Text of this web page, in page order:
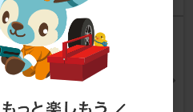
ドアＬＥＤランプの増設
ファイア [20系]